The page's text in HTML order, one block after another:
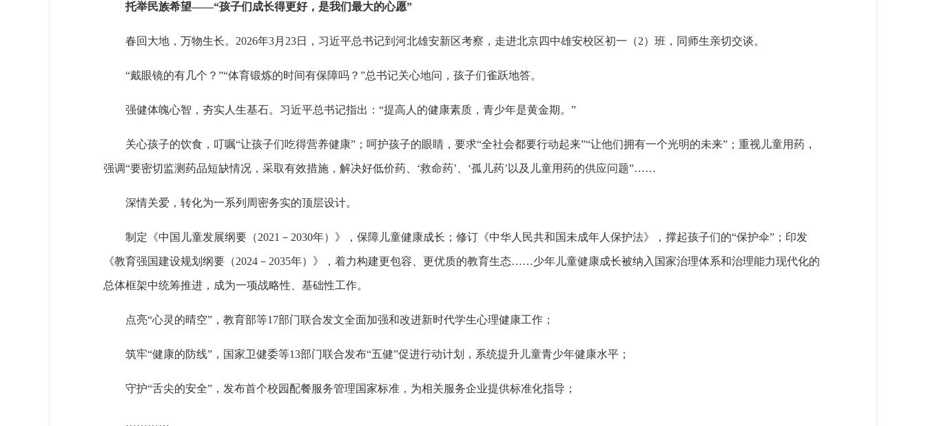
托举民族希望——“孩子们成长得更好，是我们最大的心愿”
春回大地，万物生长。2026年3月23日，习近平总书记到河北雄安新区考察，走进北京四中雄安校区初一（2）班，同师生亲切交谈。
“戴眼镜的有几个？”“体育锻炼的时间有保障吗？”总书记关心地问，孩子们雀跃地答。
强健体魄心智，夯实人生基石。习近平总书记指出：“提高人的健康素质，青少年是黄金期。”
关心孩子的饮食，叮嘱“让孩子们吃得营养健康”；呵护孩子的眼睛，要求“全社会都要行动起来”“让他们拥有一个光明的未来”；重视儿童用药，
强调“要密切监测药品短缺情况，采取有效措施，解决好低价药、‘救命药’、‘孤儿药’以及儿童用药的供应问题”……
深情关爱，转化为一系列周密务实的顶层设计。
制定《中国儿童发展纲要（2021－2030年）》，保障儿童健康成长；修订《中华人民共和国未成年人保护法》，撑起孩子们的“保护伞”；印发
《教育强国建设规划纲要（2024－2035年）》，着力构建更包容、更优质的教育生态……少年儿童健康成长被纳入国家治理体系和治理能力现代化的
总体框架中统筹推进，成为一项战略性、基础性工作。
点亮“心灵的晴空”，教育部等17部门联合发文全面加强和改进新时代学生心理健康工作；
筑牢“健康的防线”，国家卫健委等13部门联合发布“五健”促进行动计划，系统提升儿童青少年健康水平；
守护“舌尖的安全”，发布首个校园配餐服务管理国家标准，为相关服务企业提供标准化指导；
…………